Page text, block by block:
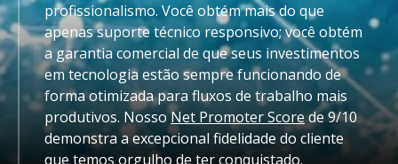
profissionalismo. Você obtém mais do que
apenas suporte técnico responsivo; você obtém
a garantia comercial de que seus investimentos
em tecnologia estão sempre funcionando de
forma otimizada para fluxos de trabalho mais
produtivos. NossoNet Promoter Scorede 9/10
demonstra a excepcional fidelidade do cliente
que temos orgulho de ter conquistado.